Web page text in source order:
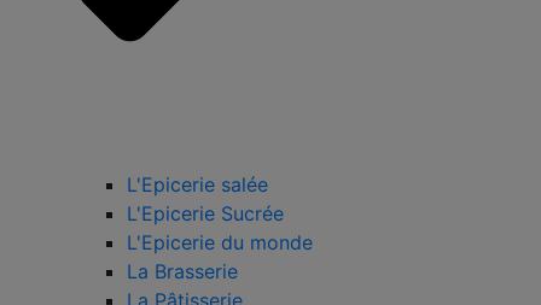
L'Epicerie salée
L'Epicerie Sucrée
L'Epicerie du monde
La Brasserie
La Pâtisserie